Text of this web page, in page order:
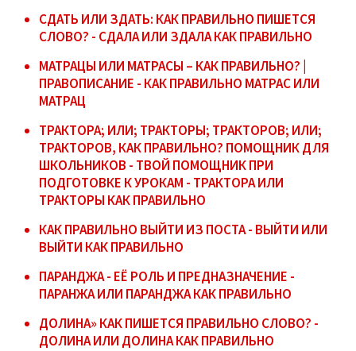
СДАТЬ ИЛИ ЗДАТЬ: КАК ПРАВИЛЬНО ПИШЕТСЯ
СЛОВО? - СДАЛА ИЛИ ЗДАЛА КАК ПРАВИЛЬНО
МАТРАЦЫ ИЛИ МАТРАСЫ – КАК ПРАВИЛЬНО? |
ПРАВОПИСАНИЕ - КАК ПРАВИЛЬНО МАТРАС ИЛИ
МАТРАЦ
ТРАКТОРА; ИЛИ; ТРАКТОРЫ; ТРАКТОРОВ; ИЛИ;
ТРАКТОРОВ, КАК ПРАВИЛЬНО? ПОМОЩНИК ДЛЯ
ШКОЛЬНИКОВ - ТВОЙ ПОМОЩНИК ПРИ
ПОДГОТОВКЕ К УРОКАМ - ТРАКТОРА ИЛИ
ТРАКТОРЫ КАК ПРАВИЛЬНО
КАК ПРАВИЛЬНО ВЫЙТИ ИЗ ПОСТА - ВЫЙТИ ИЛИ
ВЫЙТИ КАК ПРАВИЛЬНО
ПАРАНДЖА - ЕЁ РОЛЬ И ПРЕДНАЗНАЧЕНИЕ -
ПАРАНЖА ИЛИ ПАРАНДЖА КАК ПРАВИЛЬНО
ДОЛИНА» КАК ПИШЕТСЯ ПРАВИЛЬНО СЛОВО? -
ДОЛИНА ИЛИ ДОЛИНА КАК ПРАВИЛЬНО